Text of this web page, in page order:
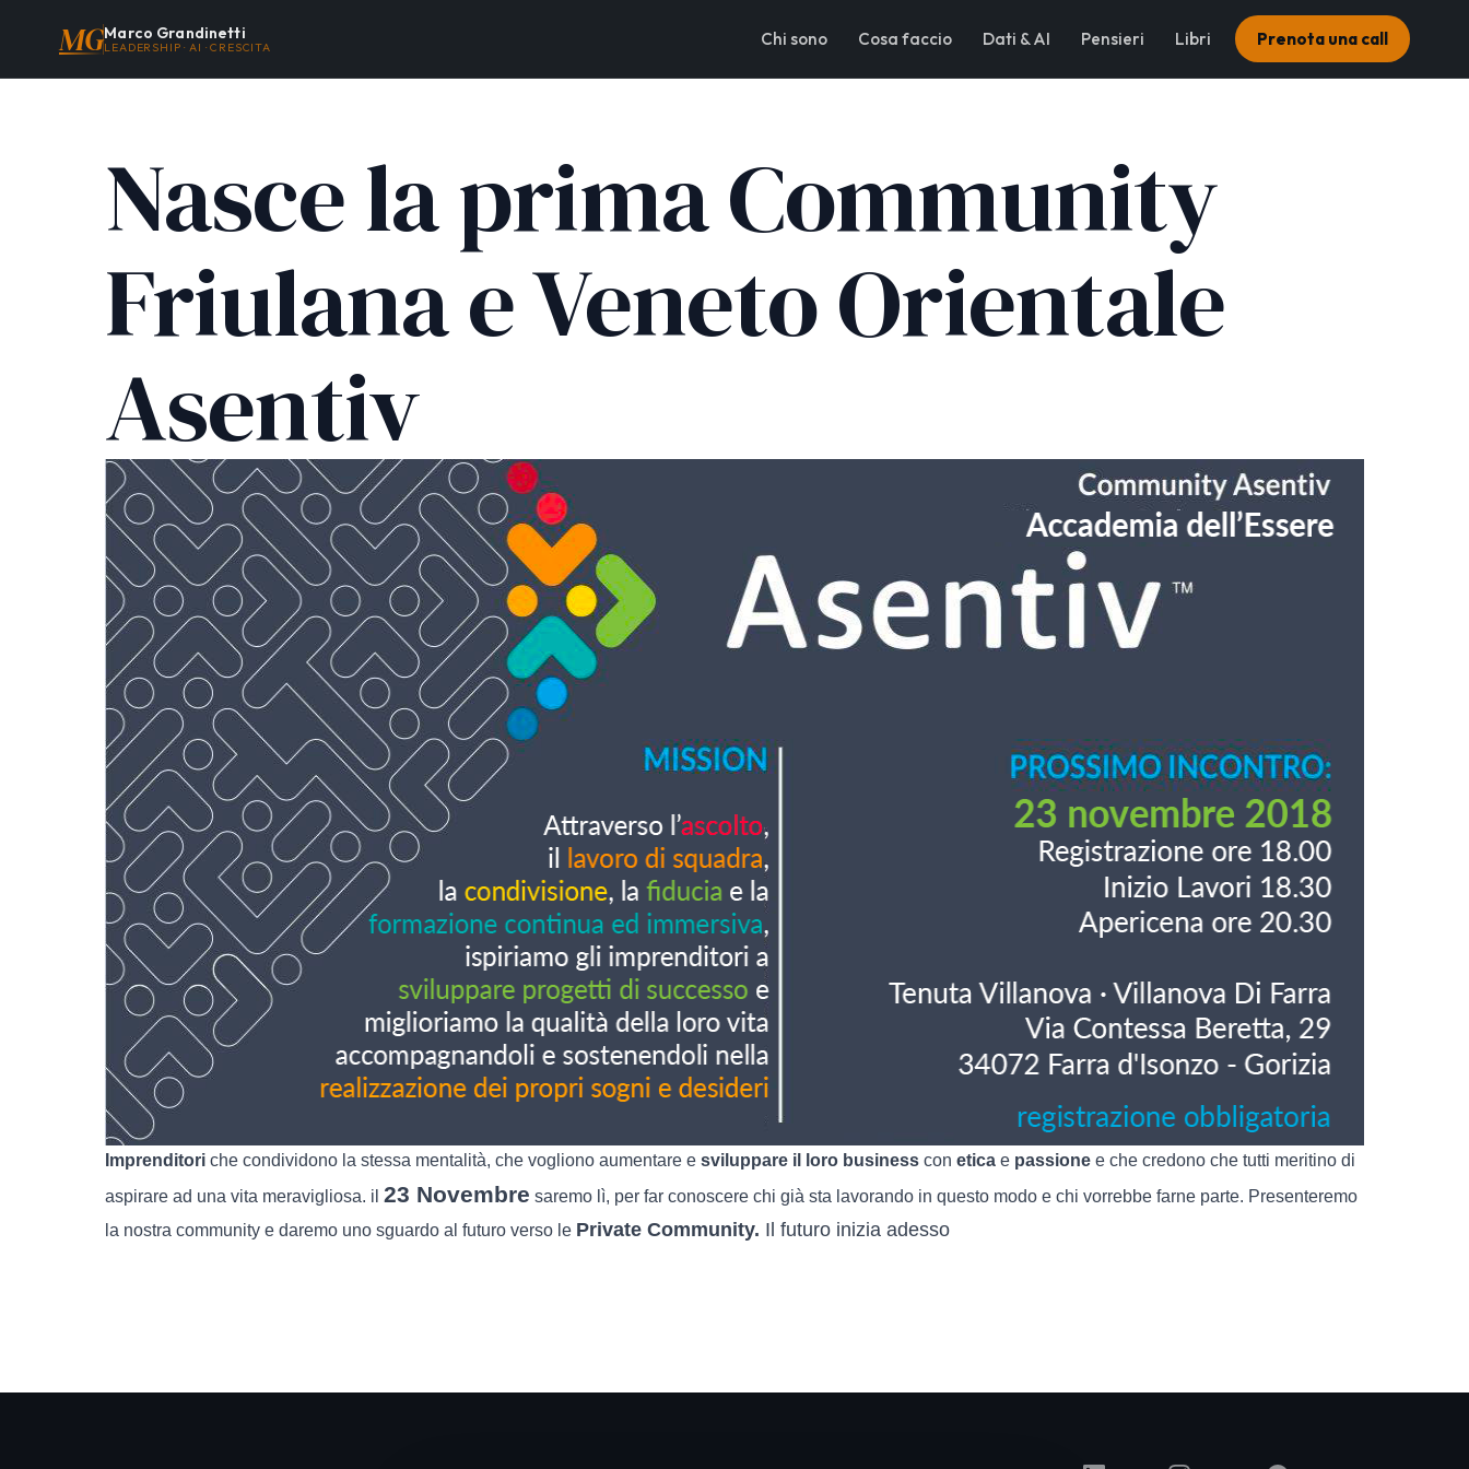
MGMarco Grandinetti
LEADERSHIP · AI · CRESCITA Chi sono Cosa faccio Dati & AI Pensieri Libri Prenota una call
Nasce la prima Community
Friulana e Veneto Orientale
Asentiv
mprenditori che condividono la stessa mentalità, che vogliono aumentare e sviluppare il loro business con etica e passione e che credono che tutti meritino di
aspirare ad una vita meravigliosa. il 23 Novembre saremo lì, per far conoscere chi già sta lavorando in questo modo e chi vorrebbe farne parte. Presenteremo
la nostra community e daremo uno sguardo al futuro verso le Private Community. Il futuro inizia adesso